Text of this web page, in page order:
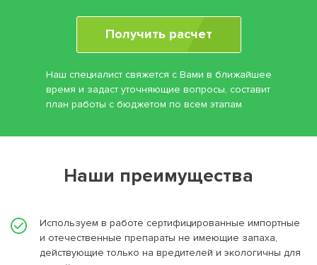
Получить расчет
Наш специалист свяжется с Вами в ближайшее
время и задаст уточняющие вопросы, составит
план работы с бюджетом по всем этапам
Наши преимущества
Используем в работе сертифицированные импортные
и отечественные препараты не имеющие запаха,
действующие только на вредителей и экологичны для